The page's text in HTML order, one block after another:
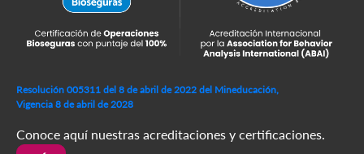
Resolución 005311 del 8 de abril de 2022 del Mineducación,
Vigencia 8 de abril de 2028
Conoce aquí nuestras acreditaciones y certificaciones.